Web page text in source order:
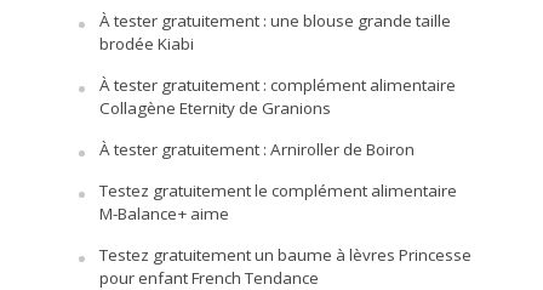
À tester gratuitement : une blouse grande taille
brodée Kiabi
À tester gratuitement : complément alimentaire
Collagène Eternity de Granions
À tester gratuitement : Arniroller de Boiron
Testez gratuitement le complément alimentaire
M-Balance+ aime
Testez gratuitement un baume à lèvres Princesse
pour enfant French Tendance